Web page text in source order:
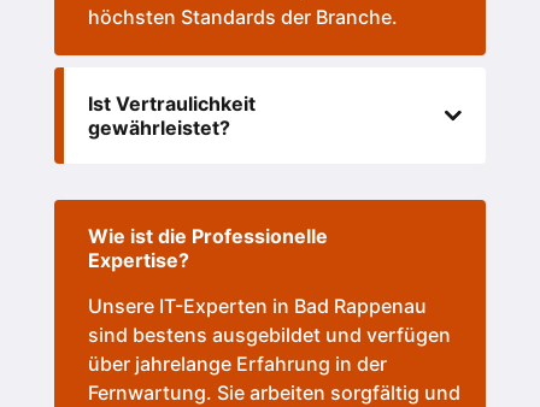
höchsten Standards der Branche.
Ist Vertraulichkeit
gewährleistet?
Wie ist die Professionelle
Expertise?
Unsere IT-Experten in Bad Rappenau
sind bestens ausgebildet und verfügen
über jahrelange Erfahrung in der
Fernwartung. Sie arbeiten sorgfältig und